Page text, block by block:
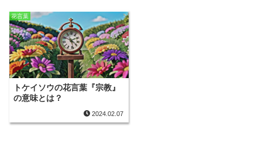
花言葉
トケイソウの花言葉『宗教』
の意味とは？
2024.02.07